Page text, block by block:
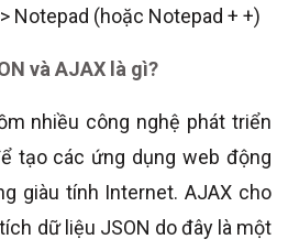
Notepad (hoặc Notepad + +)
và AJAX là gì?
nhiều công nghệ phát triển
tạo các ứng dụng web động
giàu tính Internet. AJAX cho
dữ liệu JSON do đây là một